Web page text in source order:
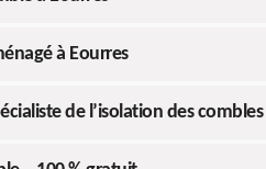
à Eourres
de l’isolation des